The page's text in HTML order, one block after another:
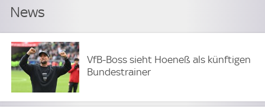
VfB-Boss sieht Hoeneß als künftigen
Bundestrainer